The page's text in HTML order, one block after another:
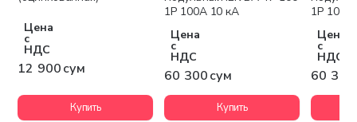
Цена
с
НДС
12 900 сум
Купить
1P 100А 10 кА
Цена
с
НДС
60 300 сум
Купить
1P 10А
Цена
с
НДС
60 300